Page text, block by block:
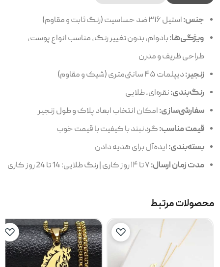
جنس:استیل ۳۱۶ ضد حساسیت (رنگ ثابت و مقاوم)
ویژگی‌ها:بادوام، بدون تغییر رنگ، مناسب انواع پوست،
طراحی ظریف و مدرن
زنجیر:دیپلمات ۴۵ سانتی‌متری (شیک و مقاوم)
رنگ‌بندی:نقره‌ای، طلایی
سفارشی‌سازی:امکان انتخاب ابعاد پلاک و طول زنجیر
قیمت مناسب:گردنبند با کیفیت با قیمت خوب
بسته‌بندی:ایده‌آل برای هدیه دادن
مدت زمان ارسال:
محصولات مرتبط